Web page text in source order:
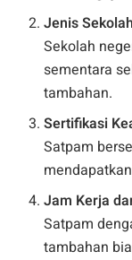
Jenis Sekolah
Sekolah
sementara
tambahan.
Sertifikasi
Satpam
Jam Kerja
Satpam
tambahan